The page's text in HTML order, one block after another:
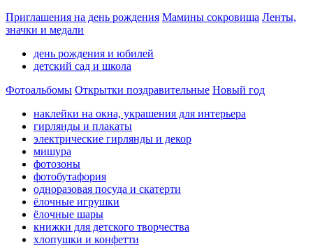
Приглашения на день рождения Мамины сокровища Ленты,
значки и медали
день рождения и юбилей
детский сад и школа
Фотоальбомы Открытки поздравительные Новый год
наклейки на окна, украшения для интерьера
гирлянды и плакаты
электрические гирлянды и декор
мишура
фотозоны
фотобутафория
одноразовая посуда и скатерти
ёлочные игрушки
ёлочные шары
книжки для детского творчества
хлопушки и конфетти